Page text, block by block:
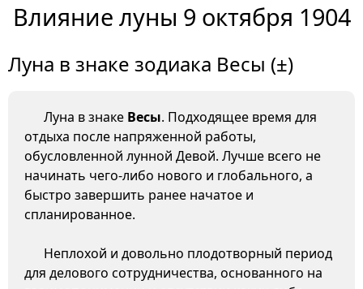
Влияние луны 9 октября 1904
Луна в знаке зодиака Весы (±)
Луна в знаке Весы. Подходящее время для
отдыха после напряженной работы,
обусловленной лунной Девой. Лучше всего не
начинать чего-либо нового и глобального, а
быстро завершить ранее начатое и
спланированное.
Неплохой и довольно плодотворный период
для делового сотрудничества, основанного на